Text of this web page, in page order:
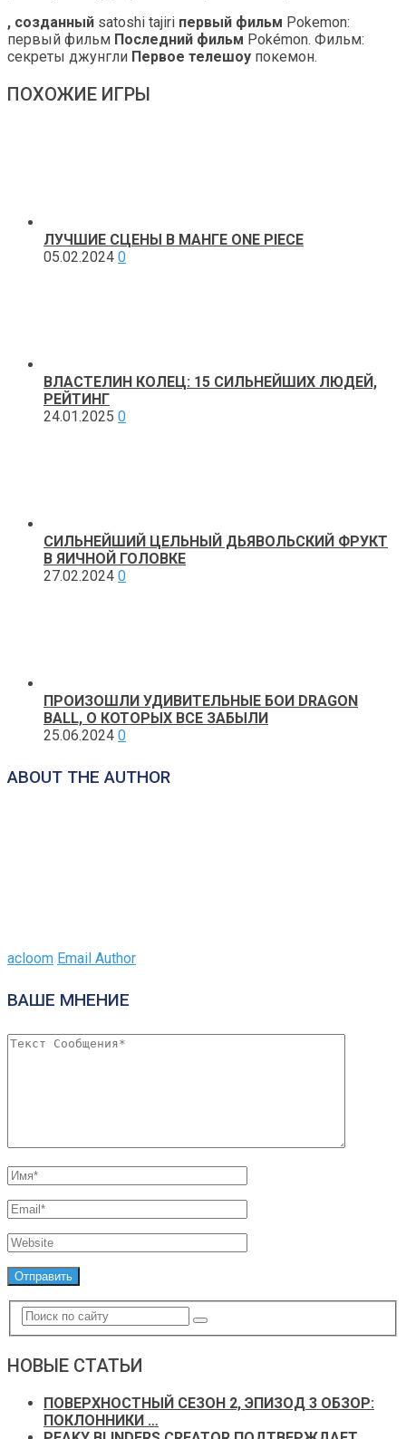
, созданный satoshi tajiri первый фильм Pokemon:
первый фильм Последний фильм Pokémon. Фильм:
секреты джунгли Первое телешоу покемон.
ПОХОЖИЕ ИГРЫ
ЛУЧШИЕ СЦЕНЫ В МАНГЕ ONE PIECE
05.02.2024 0
ВЛАСТЕЛИН КОЛЕЦ: 15 СИЛЬНЕЙШИХ ЛЮДЕЙ,
РЕЙТИНГ
24.01.2025 0
СИЛЬНЕЙШИЙ ЦЕЛЬНЫЙ ДЬЯВОЛЬСКИЙ ФРУКТ
В ЯИЧНОЙ ГОЛОВКЕ
27.02.2024 0
ПРОИЗОШЛИ УДИВИТЕЛЬНЫЕ БОИ DRAGON
BALL, О КОТОРЫХ ВСЕ ЗАБЫЛИ
25.06.2024 0
ABOUT THE AUTHOR
acloom Email Author
ВАШЕ МНЕНИЕ
НОВЫЕ СТАТЬИ
ПОВЕРХНОСТНЫЙ СЕЗОН 2, ЭПИЗОД 3 ОБЗОР:
ПОКЛОННИКИ …